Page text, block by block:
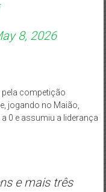
8, 2026
pela competição
jogando no Maião,
0 e assumiu a liderança
e mais três